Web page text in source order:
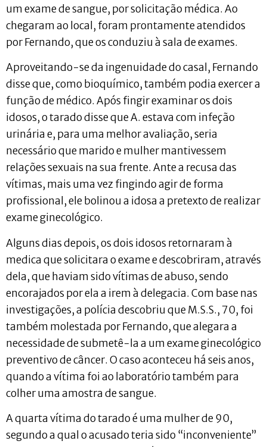
um exame de sangue, por solicitação médica. Ao
chegaram ao local, foram prontamente atendidos
por Fernando, que os conduziu à sala de exames.
Aproveitando-se da ingenuidade do casal, Fernando
disse que, como bioquímico, também podia exercer a
função de médico. Após fingir examinar os dois
idosos, o tarado disse que A. estava com infeção
urinária e, para uma melhor avaliação, seria
necessário que marido e mulher mantivessem
relações sexuais na sua frente. Ante a recusa das
vítimas, mais uma vez fingindo agir de forma
profissional, ele bolinou a idosa a pretexto de realizar
exame ginecológico.
Alguns dias depois, os dois idosos retornaram à
medica que solicitara o exame e descobriram, através
dela, que haviam sido vítimas de abuso, sendo
encorajados por ela a irem à delegacia. Com base nas
investigações, a polícia descobriu que M.S.S., 70, foi
também molestada por Fernando, que alegara a
necessidade de submetê-la a um exame ginecológico
preventivo de câncer. O caso aconteceu há seis anos,
quando a vítima foi ao laboratório também para
colher uma amostra de sangue.
A quarta vítima do tarado é uma mulher de 90,
segundo a qual o acusado teria sido “inconveniente”